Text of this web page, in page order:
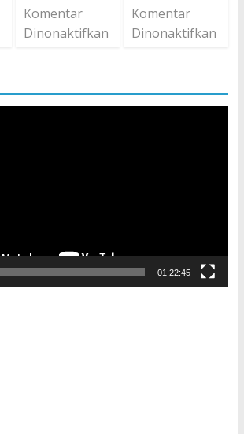
Komentar
Dinonaktifkan
Komentar
Dinonaktifkan
01:22:45